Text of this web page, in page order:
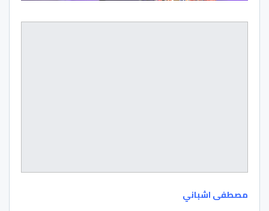
مصطفى اشباني